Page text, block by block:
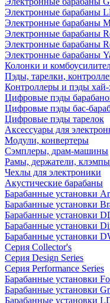
Электронные барабаны
Электронные барабаны
Электронные барабаны
Электронные барабаны
Электронные барабаны
Колонки и
Пэды, тарелки,
Контроллеры и пэды хай-
Цифровые пэды
Цифровые пэды бас-
Цифровые пэды тарелок
Аксессуары для
Модули, конвертеры
Сэмплеры, драм-машины
Рамы, держатели,
Чехлы для электроники
Акустические барабаны
Барабанные установки
Барабанные установки
Барабанные установки
Барабанные установки
Барабанные установки
Серия Collector's
Серия Design Series
Серия Performance Series
Барабанные установки
Барабанные установки
Барабанные установки